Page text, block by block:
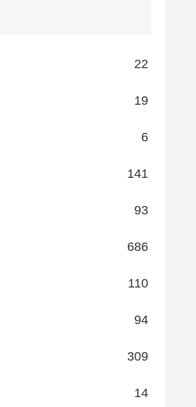
22
19
6
141
93
686
110
94
309
14